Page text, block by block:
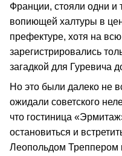
Франции, стояли одни и
вопиющей халтуры в
префектуре, хотя на
зарегистрировались
загадкой для Гуревича
Но это были далеко не
ожидали советского
что гостиница
остановиться и
Леопольдом Треппером